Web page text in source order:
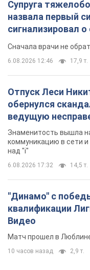
обернулся
ведущую
Знаменитость вышла
над "i"
6.08.2026 17:32 14,5 т.
"Динамо" с
квалификации
Видео
Матч прошел в
10 часов назад